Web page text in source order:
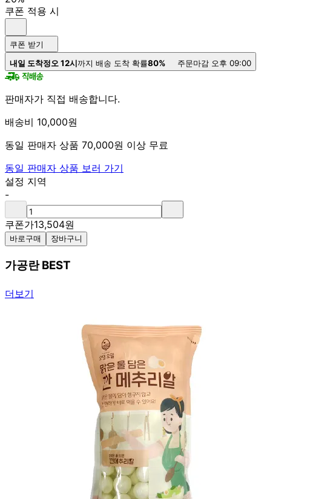
쿠폰 적용 시
쿠폰 받기
내일 도착정오 12시까지 배송 도착 확률80% 주문마감 오후 09:00
판매자가 직접 배송합니다.
배송비 10,000원
동일 판매자 상품 70,000원 이상 무료
동일 판매자 상품 보러 가기
설정 지역
-
쿠폰가13,504원
바로구매 장바구니
가공란 BEST
더보기